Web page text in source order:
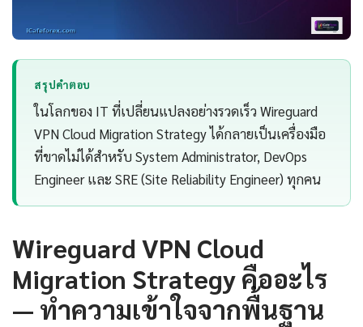
สรุปคำตอบ
ในโลกของ IT ที่เปลี่ยนแปลงอย่างรวดเร็ว Wireguard
VPN Cloud Migration Strategy ได้กลายเป็นเครื่องมือ
ที่ขาดไม่ได้สำหรับ System Administrator, DevOps
Engineer และ SRE (Site Reliability Engineer) ทุกคน
Wireguard VPN Cloud
Migration Strategy คืออะไร
— ทำความเข้าใจจากพื้นฐาน